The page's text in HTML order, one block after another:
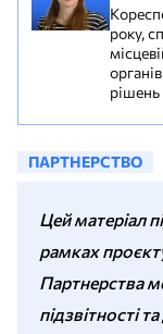
року,
рішень
ПАРТНЕРСТВО
Цей матеріал
рамках
Партнерства
підзвітності